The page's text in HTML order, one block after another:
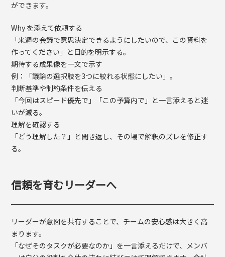
ができます。
Why を添えて依頼する
「来週の会議で意思決定できるようにしたいので、この資料を
作ってください」と目的を明示する。
期待する成果像を一文で示す
例：「議論の選択肢を3つに絞れる状態にしたい」。
判断基準や制約条件を伝える
「今回はスピード優先で」「この予算内で」と一言添えると迷
いが減る。
理解を確認する
「どう理解した？」と聞き返し、その場で解釈のズレを修正す
る。
信頼を育むリーダーへ
リーダーが意図を共有することで、チームの安心感は大きく高
まります。
「なぜそのタスクが必要なのか」を一言添えるだけで、メンバ